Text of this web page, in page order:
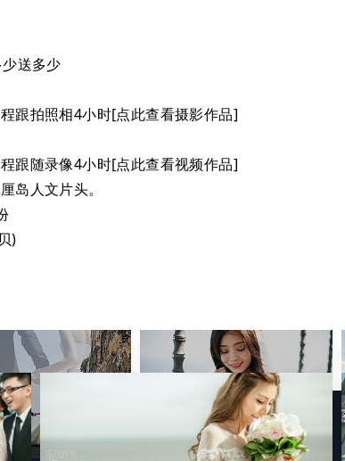
送多少
跟拍照相4小时[点此查看摄影作品]
跟随录像4小时[点此查看视频作品]
岛人文片头。
)